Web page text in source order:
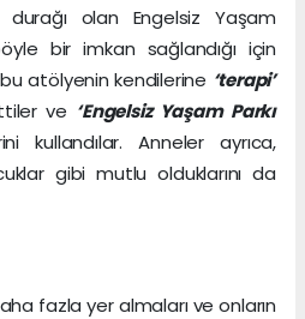
durağı olan Engelsiz Yaşam
bir imkan sağlandığı için
atölyenin kendilerine ‘terapi’
ve ‘Engelsiz Yaşam Parkı
kullandılar. Anneler ayrıca,
gibi mutlu olduklarını da
fazla yer almaları ve onların